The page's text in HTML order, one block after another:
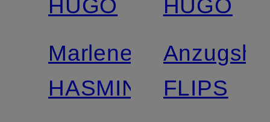
HUGO
Marlenehose
HASMINA
HUGO
FLIPS